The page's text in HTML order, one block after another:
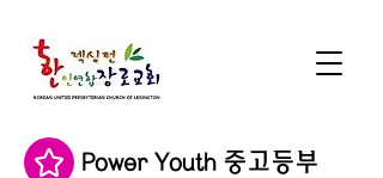
Power Youth 중고등부